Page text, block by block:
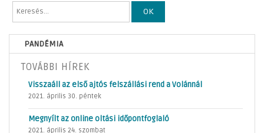
OK
PANDÉMIA
TOVÁBBI HÍREK
Visszaáll az első ajtós felszállási rend a Volánnál
2021. április 30. péntek
Megnyílt az online oltási időpontfoglaló
2021. április 24. szombat